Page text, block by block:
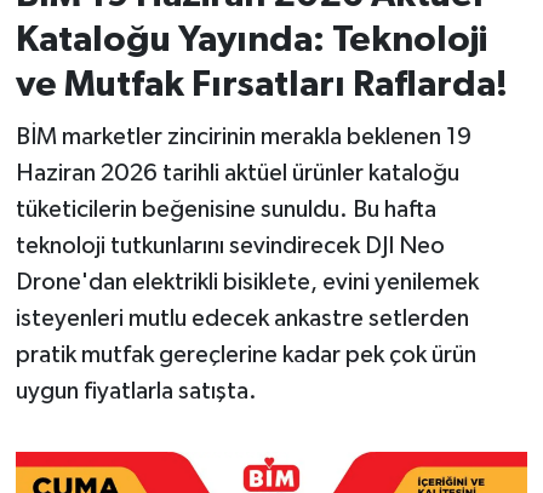
Kataloğu Yayında: Teknoloji
ve Mutfak Fırsatları Raflarda!
BİM marketler zincirinin merakla beklenen 19
Haziran 2026 tarihli aktüel ürünler kataloğu
tüketicilerin beğenisine sunuldu. Bu hafta
teknoloji tutkunlarını sevindirecek DJI Neo
Drone'dan elektrikli bisiklete, evini yenilemek
isteyenleri mutlu edecek ankastre setlerden
pratik mutfak gereçlerine kadar pek çok ürün
uygun fiyatlarla satışta.
İvrindi
Kepsut
KÜLTÜR-SANAT
MANŞET
OLAY